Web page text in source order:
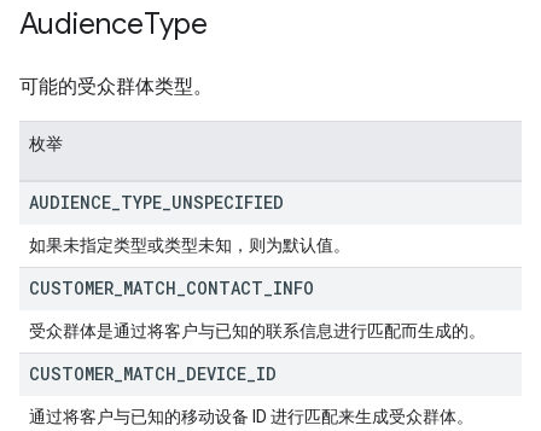
AudienceType
可能的受众群体类型。
枚举
AUDIENCE TYPE UNSPECIFIED
如果未指定类型或类型未知，则为默认值。
CUSTOMER MATCH CONTACT INFO
受众群体是通过将客户与已知的联系信息进行匹配而生成的。
CUSTOMER MATCH DEVICE ID
通过将客户与已知的移动设备 ID 进行匹配来生成受众群体。